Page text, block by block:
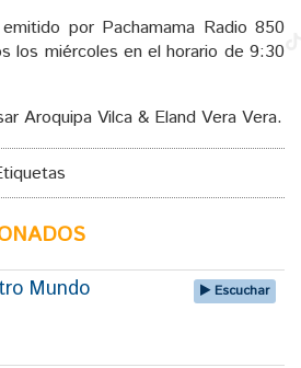
por Pachamama Radio 850
los miércoles en el horario de 9:30
Aroquipa Vilca & Eland Vera Vera.
Mundo Escuchar